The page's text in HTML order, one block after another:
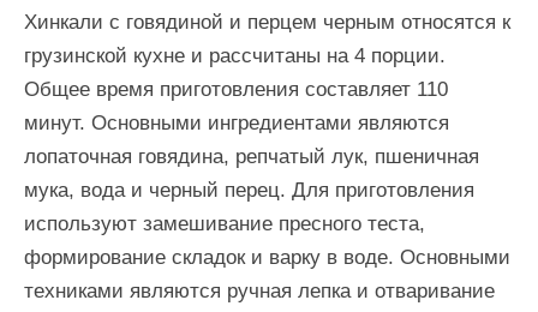
Хинкали с говядиной и перцем черным относятся к
грузинской кухне и рассчитаны на 4 порции.
Общее время приготовления составляет 110
минут. Основными ингредиентами являются
лопаточная говядина, репчатый лук, пшеничная
мука, вода и черный перец. Для приготовления
используют замешивание пресного теста,
формирование складок и варку в воде. Основными
техниками являются ручная лепка и отваривание